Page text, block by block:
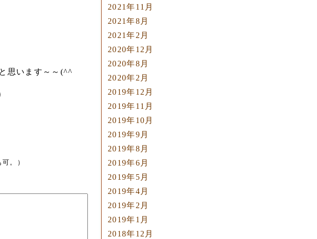
思います～～(^^ゞ
。）
2021年11月
2021年8月
2021年2月
2020年12月
2020年8月
2020年2月
2019年12月
2019年11月
2019年10月
2019年9月
2019年8月
2019年6月
2019年5月
2019年4月
2019年2月
2019年1月
2018年12月